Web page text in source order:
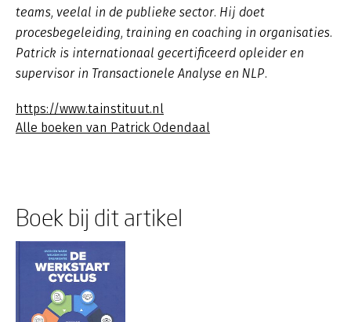
teams, veelal in de publieke sector. Hij doet
procesbegeleiding, training en coaching in organisaties.
Patrick is internationaal gecertificeerd opleider en
supervisor in Transactionele Analyse en NLP.
https://www.tainstituut.nl
Alle boeken van Patrick Odendaal
Boek bij dit artikel